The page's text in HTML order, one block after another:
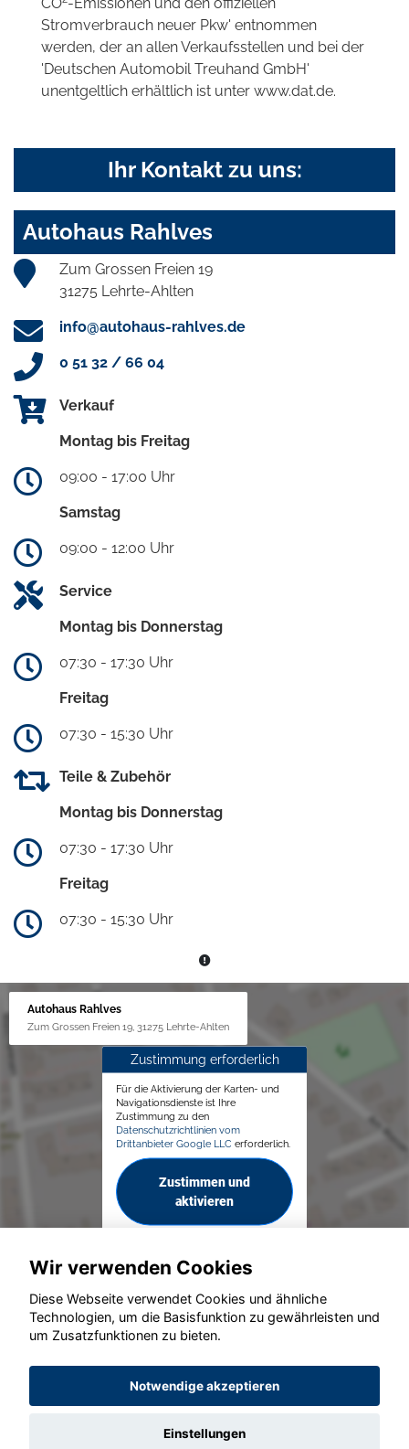
Stromverbrauch neuer Pkw' entnommen
werden, der an allen Verkaufsstellen und bei der
'Deutschen Automobil Treuhand GmbH'
unentgeltlich erhältlich ist unter www.dat.de.
Ihr Kontakt zu uns:
Autohaus Rahlves
Zum Grossen Freien 19
31275 Lehrte-Ahlten
info@autohaus-rahlves.de
0 51 32 / 66 04
Verkauf
Montag bis Freitag
09:00 - 17:00 Uhr
Samstag
09:00 - 12:00 Uhr
Service
Montag bis Donnerstag
07:30 - 17:30 Uhr
Freitag
07:30 - 15:30 Uhr
Teile & Zubehör
Montag bis Donnerstag
07:30 - 17:30 Uhr
Freitag
07:30 - 15:30 Uhr
Autohaus Rahlves
Zum Grossen Freien 19, 31275 Lehrte-Ahlten
Zustimmung erforderlich
Für die Aktivierung der Karten- und
Navigationsdienste ist Ihre
Zustimmung zu den
Datenschutzrichtlinien vom
Drittanbieter Google LLC erforderlich.
Zustimmen und
aktivieren
© konjunkturmotor.de GmbH 2020 - 2026
Wir verwenden Cookies
Diese Webseite verwendet Cookies und ähnliche
Technologien, um die Basisfunktion zu gewährleisten und
um Zusatzfunktionen zu bieten.
Notwendige akzeptieren
Einstellungen